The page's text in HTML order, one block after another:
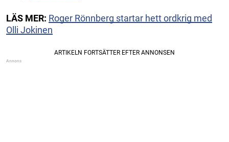
LÄS MER: Roger Rönnberg startar hett ordkrig med
Olli Jokinen